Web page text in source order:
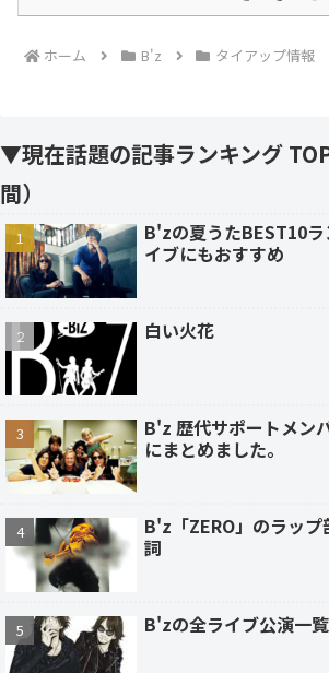
ホーム B'z タイアップ情報
▼現在話題の記事ランキング
間）
B'zの夏うたBEST10
イブにもおすすめ
白い火花
B'z 歴代サポートメン
にまとめました。
B'z「ZERO」のラッ
詞
B'zの全ライブ公演一